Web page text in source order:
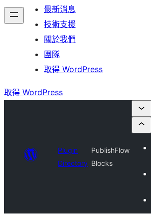
最新消息
技術支援
關於我們
團隊
取得 WordPress
取得 WordPress
Plugin
Directory
PublishFlow
Blocks